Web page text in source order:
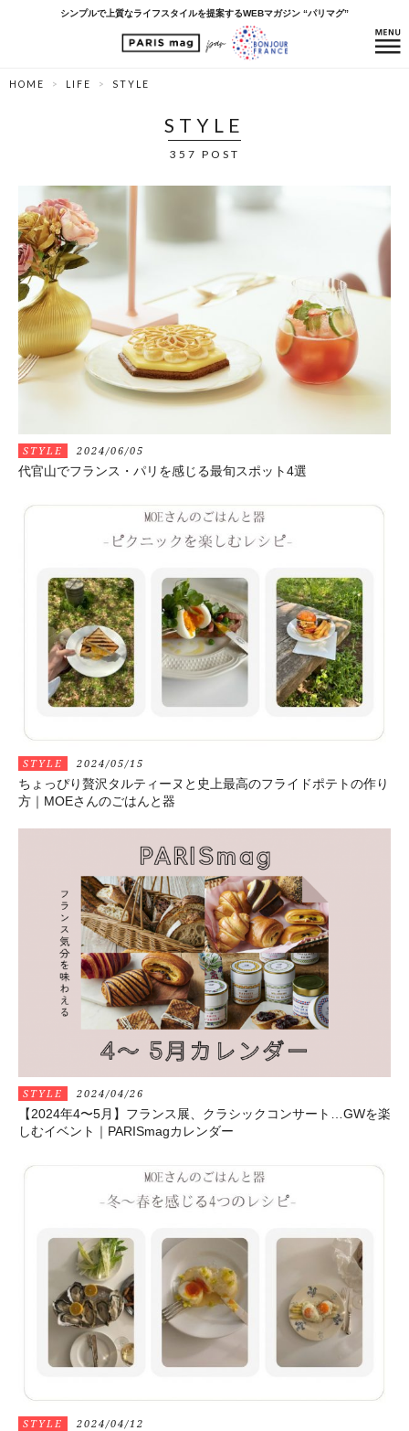
シンプルで上質なライフスタイルを提案するWEBマガジン “パリマグ”
HOME LIFE STYLE
STYLE
357 POST
STYLE 2024/06/05
代官山でフランス・パリを感じる最旬スポット4選
STYLE 2024/05/15
ちょっぴり贅沢タルティーヌと史上最高のフライドポテトの作り
方｜MOEさんのごはんと器
STYLE 2024/04/26
【2024年4〜5月】フランス展、クラシックコンサート…GWを楽
しむイベント｜PARISmagカレンダー
STYLE 2024/04/12